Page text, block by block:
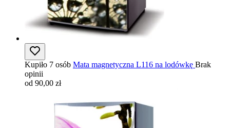
Kupiło 7 osób Mata magnetyczna L116 na lodówkę Brak
opinii
od 90,00 zł